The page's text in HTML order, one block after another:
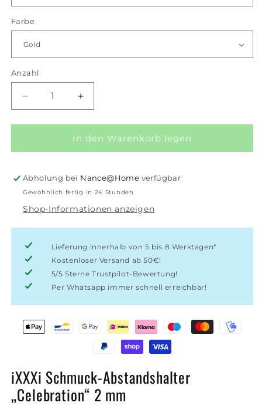
Farbe
Anzahl
Anzahl
Verringere
die
Menge
iXXXi
Abstandshalter
„Celebration“
mm
Erhöhe
die
Menge
für
iXXXi
Abstandshalter
„Celebration“
mm
In den Warenkorb legen
Abholung bei Nance@Home verfügbar
Gewöhnlich fertig in 24 Stunden
Shop-Informationen anzeigen
Lieferung innerhalb von 5 bis 8 Werktagen*
Kostenloser Versand ab 50€!
5/5 Sterne Trustpilot-Bewertung!
Per Whatsapp immer schnell erreichbar!
iXXXi Schmuck-Abstandshalter
„Celebration“ 2 mm